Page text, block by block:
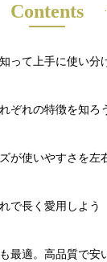
Contents
って上手に使い分
ぞれの特徴を知ろ
が使いやすさを左
で長く愛用しよう
最適。高品質で安